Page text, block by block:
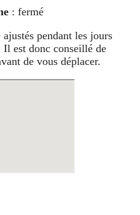
: fermé
pendant les jours
est donc conseillé de
de vous déplacer.